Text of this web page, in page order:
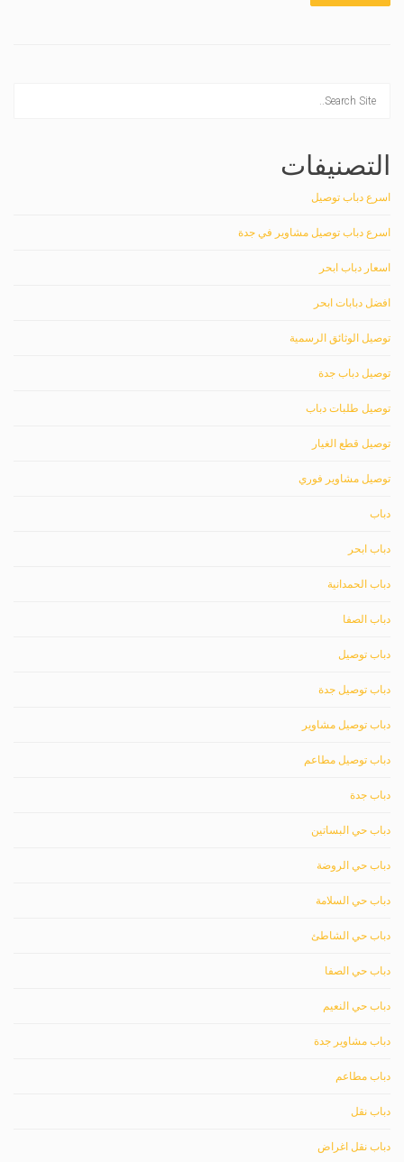
التصنيفات
اسرع دباب توصيل
اسرع دباب توصيل مشاوير في جدة
اسعار دباب ابحر
افضل دبابات ابحر
توصيل الوثائق الرسمية
توصيل دباب جدة
توصيل طلبات دباب
توصيل قطع الغيار
توصيل مشاوير فوري
دباب
دباب ابحر
دباب الحمدانية
دباب الصفا
دباب توصيل
دباب توصيل جدة
دباب توصيل مشاوير
دباب توصيل مطاعم
دباب جدة
دباب حي البساتين
دباب حي الروضة
دباب حي السلامة
دباب حي الشاطئ
دباب حي الصفا
دباب حي النعيم
دباب مشاوير جدة
دباب مطاعم
دباب نقل
دباب نقل اغراض